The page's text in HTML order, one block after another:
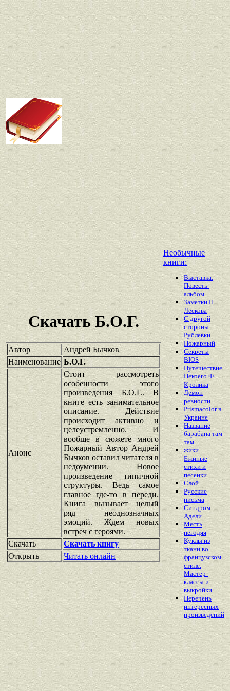
Скачать Б.О.Г.
Автор
Андрей Бычков
Наименование Б.О.Г.
Анонс
Стоит рассмотреть
особенности этого
произведения Б.О.Г.. В
книге есть занимательное
описание. Действие
происходит активно и
целеустремленно. И
вообще в сюжете много
Пожарный Автор Андрей
Бычков оставил читателя в
недоумении. Новое
произведение типичной
структуры. Ведь самое
главное где-то в переди.
Книга вызывает целый
ряд неоднозначных
эмоций. Ждем новых
встреч с героями.
Скачать
Скачать книгу
Открыть
Читать онлайн
Необычные
книги:
Выставка.
Повесть-
альбом
Заметки Н.
Лескова
С другой
стороны
Рублевки
Пожарный
Секреты
BIOS
Путешествие
Некоего Ф.
Кролика
Демон
ревности
Prismacolor в
Украине
Название
барабана там-
там
жики .
Ежиные
стихи и
песенки
Слой
Русские
письма
Синдром
Адели
Месть
негодяя
Куклы из
ткани во
французском
стиле.
Мастер-
классы и
выкройки
Перечень
интересных
произведений